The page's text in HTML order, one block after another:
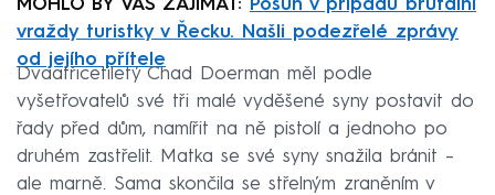
MOHLO BY VÁS ZAJÍMAT:
Posun v případu brutální
vraždy turistky v Řecku. Našli podezřelé zprávy
od jejího přítele
Dvaatřicetiletý Chad Doerman měl podle
vyšetřovatelů své tři malé vyděšené syny postavit do
řady před dům, namířit na ně pistolí a jednoho po
druhém zastřelit. Matka se své syny snažila bránit –
ale marně. Sama skončila se střelným zraněním v